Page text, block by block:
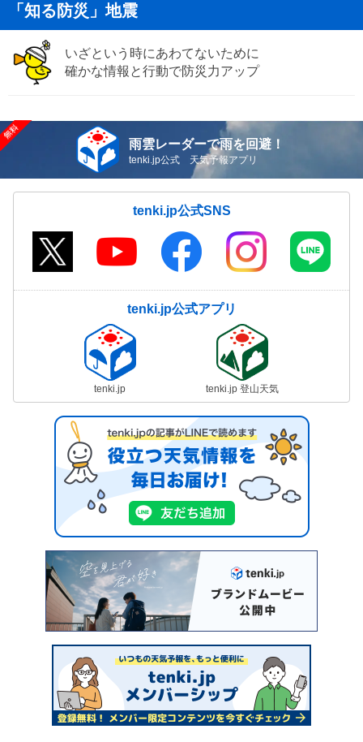
「知る防災」地震
いざという時にあわてないために
確かな情報と行動で防災力アップ
雨雲レーダーで雨を回避！
tenki.jp公式 天気予報アプリ
tenki.jp公式SNS
tenki.jp公式アプリ
tenki.jp tenki.jp 登山天気